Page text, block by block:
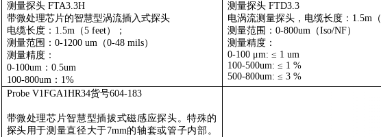
测量探头 FTA3.3H
带微处理芯片的智慧型涡流插入式探头
电缆长度： 1.5m（5 feet）；
测量范围： 0-1200 um（0-48 mils）
测量精度：
0-100um： 0.5um
100-800um： 1%
测量探头FTD3.3
电涡流测量探头，电缆长度： 1.5m（
测量范围： 0-800um（Iso/NF）
测量精度：
0-100 μm: ≤ 1 um
100-500um: ≤ 1 %
500-800um: ≤ 3 %
Probe V1FGA1HR34货号604-183
带微处理芯片智慧型插拔式磁感应探头。特殊的
探头用于测量直径大于7mm的轴套或管子内部。